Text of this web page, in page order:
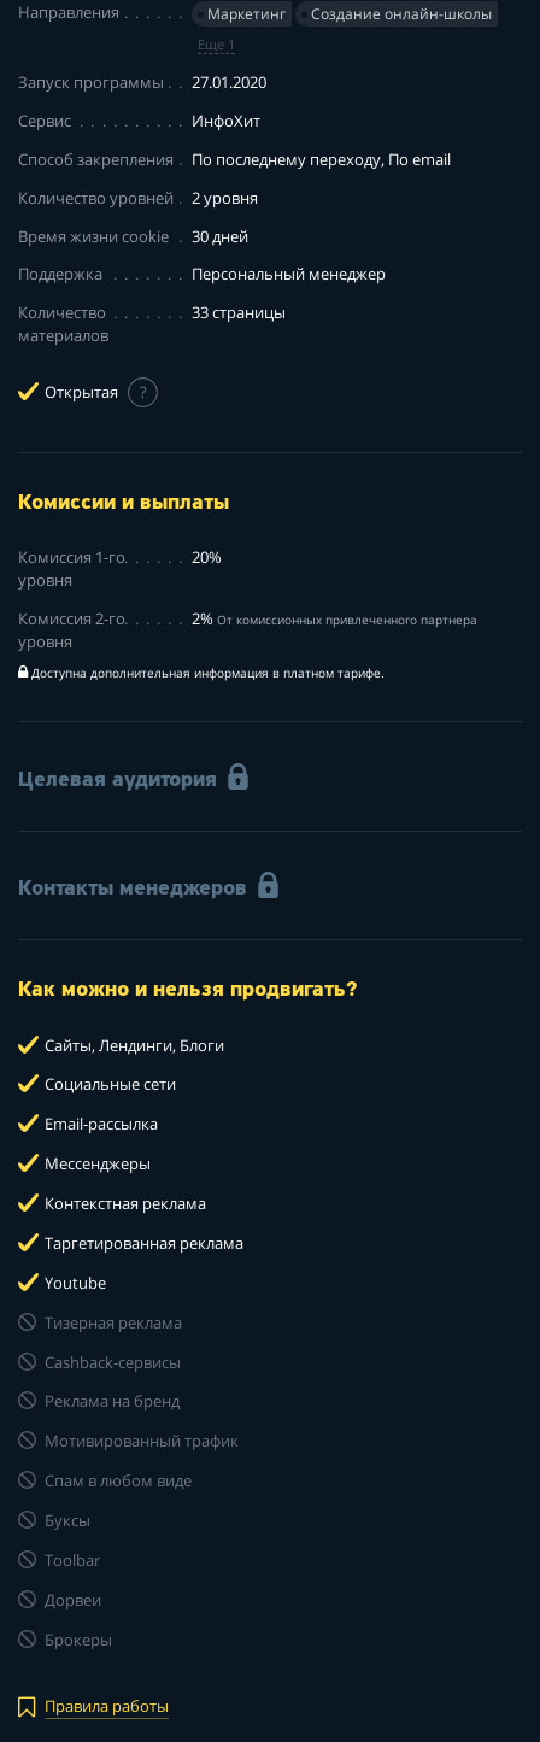
Направления Маркетинг
Создание онлайн-школы
Еще 1
Запуск программы
27.01.2020
Сервис
ИнфоХит
Способ закрепления
По последнему переходу, По email
Количество уровней
2 уровня
Время жизни cookie
30 дней
Поддержка
Персональный менеджер
Количество
материалов
33 страницы
Открытая ?
Комиссии и выплаты
Комиссия 1-го
уровня
20%
Комиссия 2-го
уровня
2%От комиссионных привлеченного партнера
Доступна дополнительная информация в платном тарифе.
Целевая аудитория
Контакты менеджеров
Как можно и нельзя продвигать?
Сайты, Лендинги, Блоги
Социальные сети
Email-рассылка
Мессенджеры
Контекстная реклама
Таргетированная реклама
Youtube
Тизерная реклама
Cashback-сервисы
Реклама на бренд
Мотивированный трафик
Спам в любом виде
Буксы
Toolbar
Дорвеи
Брокеры
Правила работы